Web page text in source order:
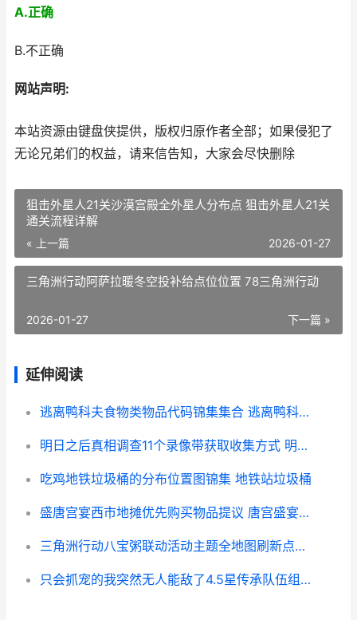
A.正确
B.不正确
网站声明:
本站资源由键盘侠提供，版权归原作者全部；如果侵犯了
无论兄弟们的权益，请来信告知，大家会尽快删除
狙击外星人21关沙漠宫殿全外星人分布点 狙击外星人21关
通关流程详解
« 上一篇 2026-01-27
三角洲行动阿萨拉暖冬空投补给点位位置 78三角洲行动
下一篇 »
2026-01-27
延伸阅读
逃离鸭科夫食物类物品代码锦集集合 逃离鸭科夫食物有什么用
明日之后真相调查11个录像带获取收集方式 明日之后真相调查圣托帕尼
吃鸡地铁垃圾桶的分布位置图锦集 地铁站垃圾桶
盛唐宫宴西市地摊优先购买物品提议 唐宫盛宴服饰
三角洲行动八宝粥联动活动主题全地图刷新点位集合 三角洲行动八宝粥容器位置
只会抓宠的我突然无人能敌了4.5星传承队伍组合组合 只会抓宠的我突然无敌了 螳螂技能